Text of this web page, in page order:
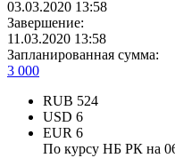
03.03.2020 13:58
Завершение:
11.03.2020 13:58
Запланированная сумма:
3 000
RUB 524
USD 6
EUR 6
По курсу НБ РК на